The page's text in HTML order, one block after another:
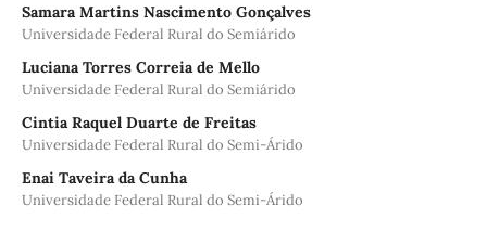
Samara Martins Nascimento Gonçalves
Universidade Federal Rural do Semiárido
Luciana Torres Correia de Mello
Universidade Federal Rural do Semiárido
Cintia Raquel Duarte de Freitas
Universidade Federal Rural do Semi-Árido
Enai Taveira da Cunha
Universidade Federal Rural do Semi-Árido